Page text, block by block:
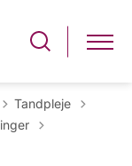
Tandpleje